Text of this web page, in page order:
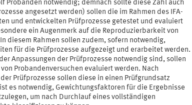
Probanden notwendig; demnach sollte diese Zahl auch
angesetzt werden) sollen die im Rahmen des IFA-
und entwickelten Prüfprozesse getestet und evaluiert
ein Augenmerk auf die Reproduzierbarkeit von
diesem Rahmen sollen zudem, sofern notwendig,
für die Prüfprozesse aufgezeigt und erarbeitet werden.
Anpassungen der Prüfprozesse notwendig sind, sollen
Probandenversuchen evaluiert werden. Nach
Prüfprozesse sollen diese in einen Prüfgrundsatz
es notwendig, Gewichtungsfaktoren für die Ergebnisse
um nach Durchlauf eines vollständigen